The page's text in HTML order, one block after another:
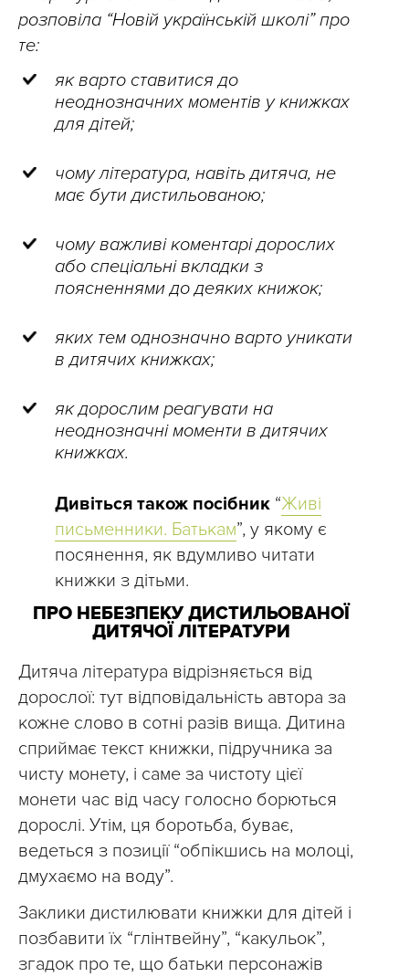
розповіла “Новій українській школі” про
те:
як варто ставитися до
неоднозначних моментів у книжках
для дітей;
чому література, навіть дитяча, не
має бути дистильованою;
чому важливі коментарі дорослих
або спеціальні вкладки з
поясненнями до деяких книжок;
яких тем однозначно варто уникати
в дитячих книжках;
як дорослим реагувати на
неоднозначні моменти в дитячих
книжках.
Дивіться також посібник “Живі
письменники. Батькам”, у якому є
посянення, як вдумливо читати
книжки з дітьми.
ПРО НЕБЕЗПЕКУ ДИСТИЛЬОВАНОЇ
ДИТЯЧОЇ ЛІТЕРАТУРИ
Дитяча література відрізняється від
дорослої: тут відповідальність автора за
кожне слово в сотні разів вища. Дитина
сприймає текст книжки, підручника за
чисту монету, і саме за чистоту цієї
монети час від часу голосно борються
дорослі. Утім, ця боротьба, буває,
ведеться з позиції “обпікшись на молоці,
дмухаємо на воду”.
Заклики дистилювати книжки для дітей і
позбавити їх “глінтвейну”, “какульок”,
згадок про те, що батьки персонажів